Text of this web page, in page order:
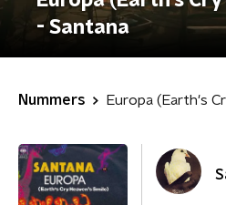
- Santana
Nummers Europa (Earth's